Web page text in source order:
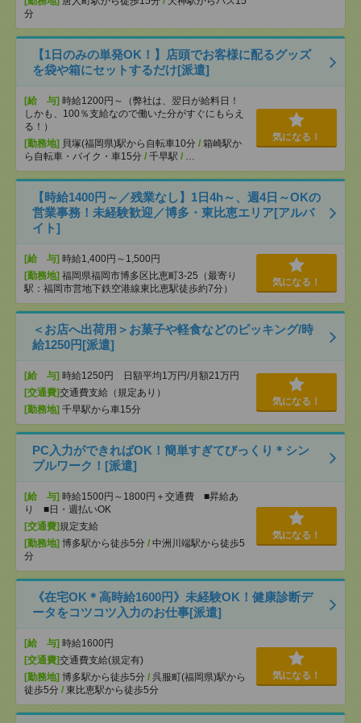
分
【1日のみの単発OK！】店頭でお客様に配るグッズ
を袋や箱にセットするだけ[派遣]
[給 与] 時給1200円～（弊社は、翌日が給料日！
しかも、100％支給なので働いた分がすぐにもらえ
る！）
[勤務地] 貝塚(福岡県)駅から自転車10分 / 箱崎駅か
ら自転車・バイク・車15分 / 千早駅 / …
気になる！
【時給1400円～／残業なし】1日4h～、週4日～OKの
営業事務！未経験歓迎／博多・東比恵エリア[アルバ
イト]
[給 与] 時給1,400円～1,500円
[勤務地] 福岡県福岡市博多区比恵町3-25（最寄り
駅：福岡市営地下鉄空港線東比恵駅徒歩約7分）
気になる！
＜お店へ出荷用＞お菓子や軽食などのピッキング/時
給1250円[派遣]
[給 与] 時給1250円 日額平均1万円/月額21万円
[交通費]交通費支給（規定あり）
[勤務地] 千早駅から車15分
気になる！
PC入力ができればOK！簡単すぎてびっくり＊シン
プルワーク！[派遣]
[給 与] 時給1500円～1800円＋交通費 ■昇給あ
り ■日・週払いOK
[交通費] 規定支給
[勤務地] 博多駅から徒歩5分 / 中洲川端駅から徒歩5
分
気になる！
《在宅OK＊高時給1600円》未経験OK！健康診断デ
ータをコツコツ入力のお仕事[派遣]
[給 与] 時給1600円
[交通費]交通費支給(規定有)
[勤務地] 博多駅から徒歩5分 / 呉服町(福岡県)駅から
徒歩5分 / 東比恵駅から徒歩5分
気になる！